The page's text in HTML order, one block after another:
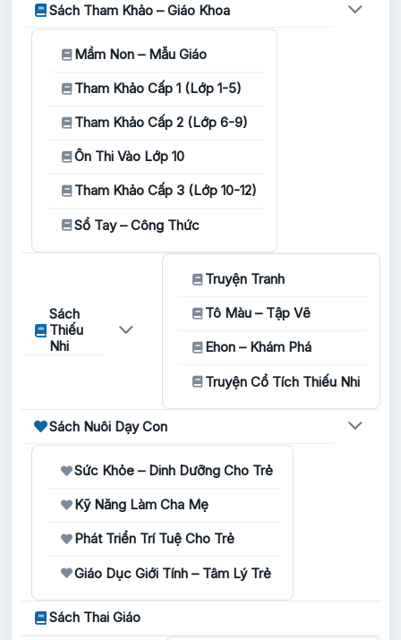
Sách Tham Khảo – Giáo Khoa
Mầm Non – Mẫu Giáo
Tham Khảo Cấp 1 (Lớp 1-5)
Tham Khảo Cấp 2 (Lớp 6-9)
Ôn Thi Vào Lớp 10
Tham Khảo Cấp 3 (Lớp 10-12)
Sổ Tay – Công Thức
Sách
Thiếu
Nhi
Truyện Tranh
Tô Màu – Tập Vẽ
Ehon – Khám Phá
Truyện Cổ Tích Thiếu Nhi
Sách Nuôi Dạy Con
Sức Khỏe – Dinh Dưỡng Cho Trẻ
Kỹ Năng Làm Cha Mẹ
Phát Triển Trí Tuệ Cho Trẻ
Giáo Dục Giới Tính – Tâm Lý Trẻ
Sách Thai Giáo